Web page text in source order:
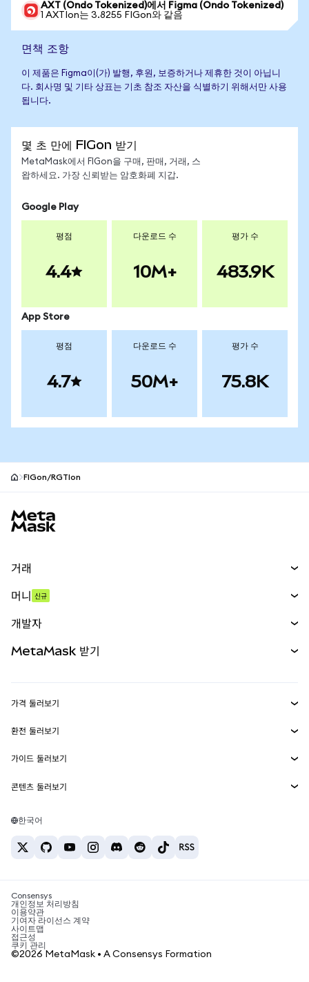
AXT (Ondo Tokenized)에서 Figma (Ondo Tokenized)
1 AXTIon는 3.8255 FIGon와 같음
면책 조항
이 제품은 Figma이(가) 발행, 후원, 보증하거나 제휴한 것이 아닙니
다. 회사명 및 기타 상표는 기초 참조 자산을 식별하기 위해서만 사용
됩니다.
몇 초 만에 FIGon 받기
MetaMask에서 FIGon을 구매, 판매, 거래, 스
왑하세요. 가장 신뢰받는 암호화폐 지갑.
Google Play
평점
4.4
다운로드 수
10M+
평가 수
483.9K
App Store
평점
4.7
다운로드 수
50M+
평가 수
75.8K
FIGon/RGTIon
거래
무기한 선물
실물자산
머니 신규
개발자
MetaMask Connect
Snaps
웹3 서비스
MetaMask 받기
보안
고객 지원
채용
가격 둘러보기
이더리움 가격
솔라나 가격
테더 가격
환전 둘러보기
ETH를 USD로 환전
USDT를 INR로 환전
BTC를 INR로 환전
ETH를 USDT로 환전
가이드 둘러보기
ETH 매수
USDT 매수
SHIB 매수
BNB 매수
콘텐츠 둘러보기
솔라나 지갑
암호화폐 세금 뉴스
암호화폐 매수 방법
비트코인 매도 방법
한국어
Consensys
개인정보 처리방침
이용약관
기여자 라이선스 계약
사이트맵
접근성
쿠키 관리
©2026 MetaMask • A Consensys Formation